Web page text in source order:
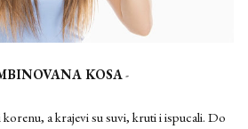
KOSA-
a krajevi su suvi, kruti i ispucali. Do